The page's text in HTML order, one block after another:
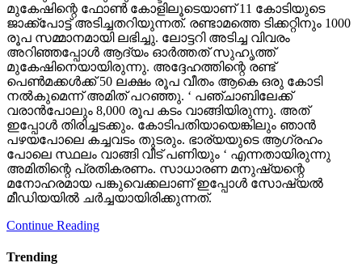
മുകേഷിന്റെ ഫോണ്‍ കോളിലൂടെയാണ് 11 കോടിയുടെ
ജാക്ക്‌പോട്ട് അടിച്ചതറിയുന്നത്. രണ്ടാമത്തെ ടിക്കറ്റിനും 1000
രൂപ സമ്മാനമായി ലഭിച്ചു. ലോട്ടറി അടിച്ച വിവരം
അറിഞ്ഞപ്പോള്‍ ആദ്യം ഓര്‍ത്തത് സുഹൃത്ത്
മുകേഷിനെയായിരുന്നു. അദ്ദേഹത്തിന്റെ രണ്ട്
പെണ്‍മക്കള്‍ക്ക് 50 ലക്ഷം രൂപ വീതം ആകെ ഒരു കോടി
നല്‍കുമെന്ന് അമിത് പറഞ്ഞു. ‘ പഞ്ചാബിലേക്ക്
വരാന്‍പോലും 8,000 രൂപ കടം വാങ്ങിയിരുന്നു. അത്
ഇപ്പോള്‍ തിരിച്ചടക്കും. കോടിപതിയായെങ്കിലും ഞാന്‍
പഴയപോലെ കച്ചവടം തുടരും. ഭാര്യയുടെ ആഗ്രഹം
പോലെ സ്ഥലം വാങ്ങി വീട് പണിയും ‘ എന്നതായിരുന്നു
അമിതിന്റെ പ്രതികരണം. സാധാരണ മനുഷ്യന്റെ
മനോഹരമായ പങ്കുവെക്കലാണ് ഇപ്പോള്‍ സോഷ്യല്‍
മീഡിയയില്‍ ചര്‍ച്ചയായിരിക്കുന്നത്.
Continue Reading
Trending